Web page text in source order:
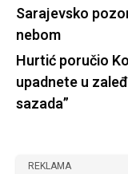
Sarajevsko
nebom
Hurtić poručio
upadnete u
sazada”
REKLAMA